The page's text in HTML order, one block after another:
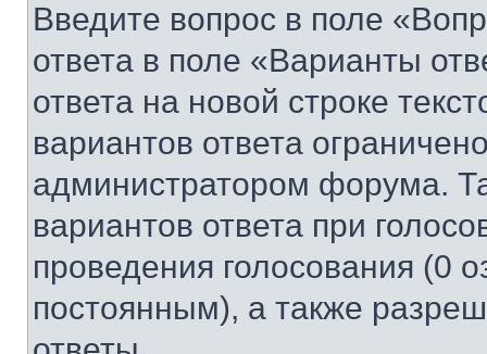
Введите вопрос в поле
ответа в поле «Варианты
ответа на новой строке
вариантов ответа
администратором форума.
вариантов ответа при
проведения голосования (0
постоянным), а также